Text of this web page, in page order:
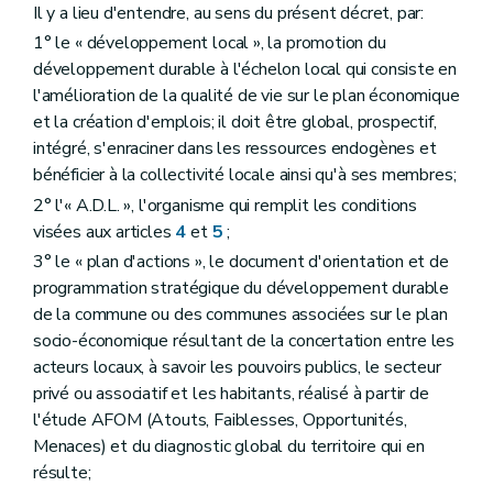
Il y a lieu d'entendre, au sens du présent décret, par:
1° le « développement local », la promotion du
développement durable à l'échelon local qui consiste en
l'amélioration de la qualité de vie sur le plan économique
et la création d'emplois; il doit être global, prospectif,
intégré, s'enraciner dans les ressources endogènes et
bénéficier à la collectivité locale ainsi qu'à ses membres;
2° l'« A.D.L. », l'organisme qui remplit les conditions
visées aux articles 4et5;
3° le « plan d'actions », le document d'orientation et de
programmation stratégique du développement durable
de la commune ou des communes associées sur le plan
socio-économique résultant de la concertation entre les
acteurs locaux, à savoir les pouvoirs publics, le secteur
privé ou associatif et les habitants, réalisé à partir de
l'étude AFOM (Atouts, Faiblesses, Opportunités,
Menaces) et du diagnostic global du territoire qui en
résulte;